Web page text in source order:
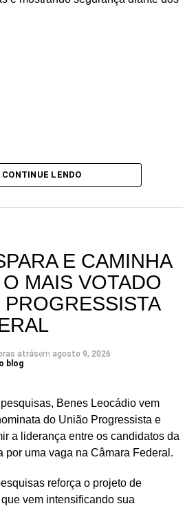
CONTINUE LENDO
E CAMINHA
MAIS VOTADO
atrásem agosto 9, 2026
blog
Benes Leocádio vem
do União Progressista e
a liderança entre os candidatos da
por uma vaga na Câmara Federal.
reforça o projeto de
vem intensificando sua